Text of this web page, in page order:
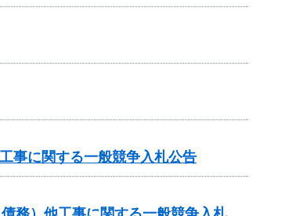
事に関する一般競争入札公告